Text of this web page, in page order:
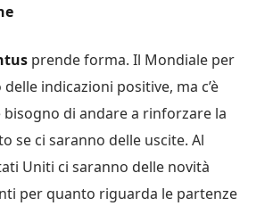
prende forma. Il Mondiale per
indicazioni positive, ma c’è
di andare a rinforzare la
se ci saranno delle uscite. Al
Uniti ci saranno delle novità
per quanto riguarda le partenze